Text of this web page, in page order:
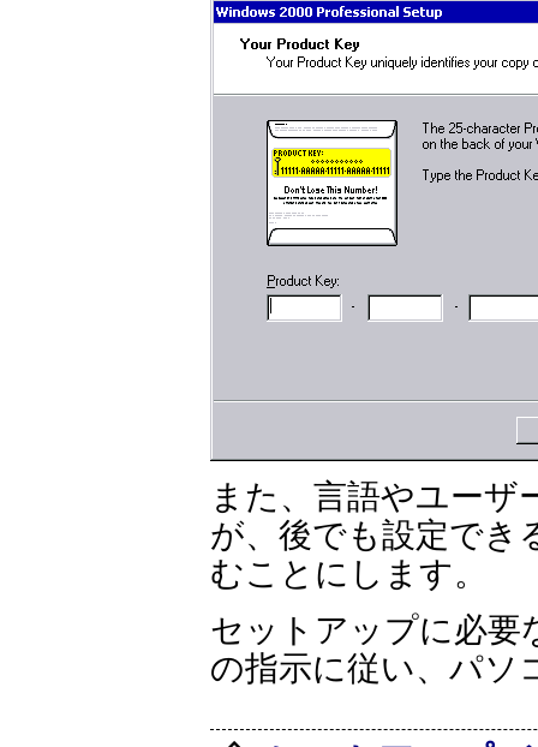
また、言語やユーザ
が、後でも設定でき
むことにします。
セットアップに必要
の指示に従い、パソ